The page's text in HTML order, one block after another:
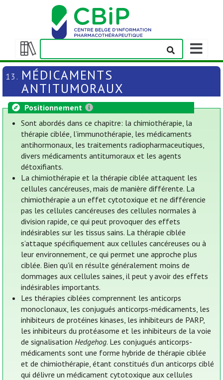
Afficher/masquer
la
table
des
matières
Afficher/
la
barre
13. MÉDICAMENTS
ANTITUMORAUX
Positionnement
Sont abordés dans ce chapitre: la chimiothérapie, la
thérapie ciblée, l’immunothérapie, les médicaments
antihormonaux, les traitements radiopharmaceutiques,
divers médicaments antitumoraux et les agents
détoxifiants.
La chimiothérapie et la thérapie ciblée attaquent les
cellules cancéreuses, mais de manière différente. La
chimiothérapie a un effet cytotoxique et ne différencie
pas les cellules cancéreuses des cellules normales à
division rapide, ce qui peut provoquer des effets
indésirables sur les tissus sains. La thérapie ciblée
s’attaque spécifiquement aux cellules cancéreuses ou à
leur environnement, ce qui permet une approche plus
ciblée. Bien qu'il en résulte généralement moins de
dommages aux cellules saines, il peut y avoir des effets
indésirables importants.
Les thérapies ciblées comprennent les anticorps
monoclonaux, les conjugués anticorps-médicaments, les
inhibiteurs de protéines kinases, les inhibiteurs de PARP,
les inhibiteurs du protéasome et les inhibiteurs de la voie
de signalisationHedgehog. Les conjugués anticorps-
médicaments sont une forme hybride de thérapie ciblée
et de chimiothérapie, étant constitués d’un anticorps ciblé
qui délivre un médicament cytotoxique aux cellules